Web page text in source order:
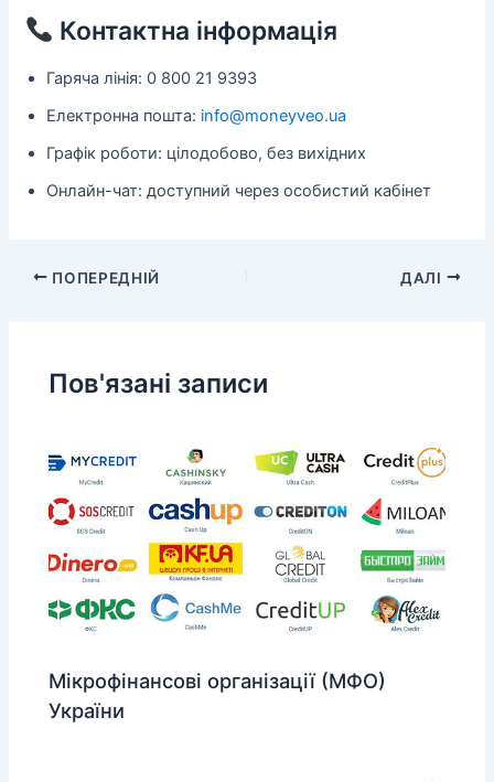
Контактна інформація
Гаряча лінія: 0 800 21 9393
Електронна пошта: info@moneyveo.ua
Графік роботи: цілодобово, без вихідних
Онлайн-чат: доступний через особистий кабінет
ПОПЕРЕДНІЙ ДАЛІ
Пов'язані записи
Мікрофінансові організації (МФО)
України